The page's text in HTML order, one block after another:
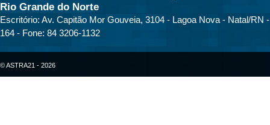
Rio Grande do Norte
Escritório: Av. Capitão Mor Gouveia, 3104 - Lagoa Nova - Natal/RN
164 - Fone: 84 3206-1132
© ASTRA21 - 2026